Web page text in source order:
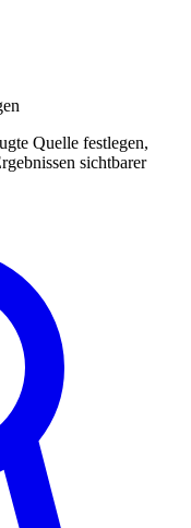
Quelle festlegen,
sichtbarer